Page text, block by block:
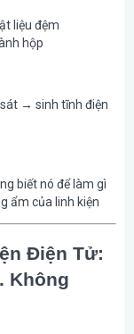
liệu đệm
hộp
→ sinh tĩnh điện
biết nó để làm gì
ẩm của linh kiện
Điện Tử:
Không